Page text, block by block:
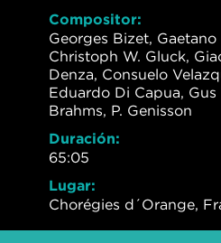
Compositor:
Georges Bizet,
Christoph W. Gluck,
Denza, Consuelo
Eduardo Di Capua, Gus
Brahms, P. Genisson
Duración:
65:05
Lugar:
Chorégies d´Orange,